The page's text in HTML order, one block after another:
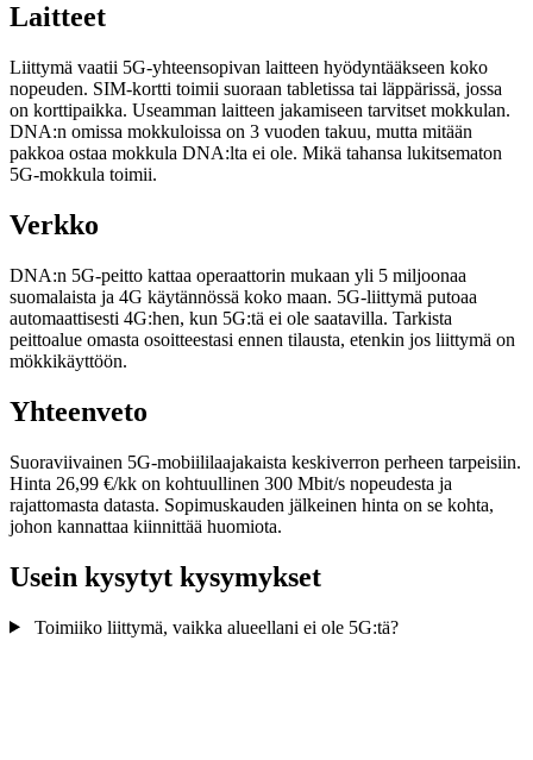
Laitteet
Liittymä vaatii 5G-yhteensopivan laitteen hyödyntääkseen koko
nopeuden. SIM-kortti toimii suoraan tabletissa tai läppärissä, jossa
on korttipaikka. Useamman laitteen jakamiseen tarvitset mokkulan.
DNA:n omissa mokkuloissa on 3 vuoden takuu, mutta mitään
pakkoa ostaa mokkula DNA:lta ei ole. Mikä tahansa lukitsematon
5G-mokkula toimii.
Verkko
DNA:n 5G-peitto kattaa operaattorin mukaan yli 5 miljoonaa
suomalaista ja 4G käytännössä koko maan. 5G-liittymä putoaa
automaattisesti 4G:hen, kun 5G:tä ei ole saatavilla. Tarkista
peittoalue omasta osoitteestasi ennen tilausta, etenkin jos liittymä on
mökkikäyttöön.
Yhteenveto
Suoraviivainen 5G-mobiililaajakaista keskiverron perheen tarpeisiin.
Hinta 26,99 €/kk on kohtuullinen 300 Mbit/s nopeudesta ja
rajattomasta datasta. Sopimuskauden jälkeinen hinta on se kohta,
johon kannattaa kiinnittää huomiota.
Usein kysytyt kysymykset
Toimiiko liittymä, vaikka alueellani ei ole 5G:tä?